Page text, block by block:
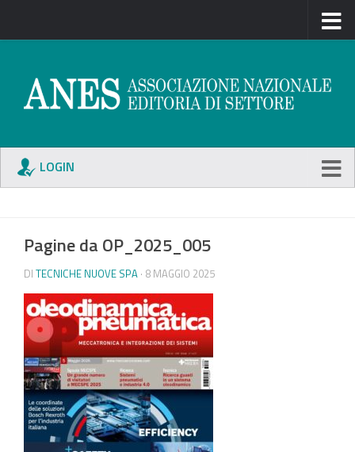
LOGIN
Pagine da OP_2025_005
DI TECNICHE NUOVE SPA · 8 MAGGIO 2025